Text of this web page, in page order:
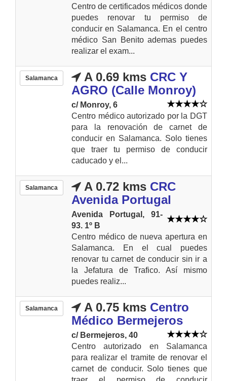
Centro de certificados médicos donde
puedes renovar tu permiso de
conducir en Salamanca. En el centro
médico San Benito ademas puedes
realizar el exam...
Salamanca A 0.69 kms CRC Y
AGRO (Calle Monroy)
c/ Monroy, 6
Centro médico autorizado por la DGT
para la renovación de carnet de
conducir en Salamanca. Solo tienes
que traer tu permiso de conducir
caducado y el...
Salamanca A 0.72 kms CRC
Avenida Portugal
Avenida Portugal, 91-
93. 1º B
Centro médico de nueva apertura en
Salamanca. En el cual puedes
renovar tu carnet de conducir sin ir a
la Jefatura de Trafico. Así mismo
puedes realiz...
Salamanca A 0.75 kms Centro
Médico Bermejeros
c/ Bermejeros, 40
Centro autorizado en Salamanca
para realizar el tramite de renovar el
carnet de conducir. Solo tienes que